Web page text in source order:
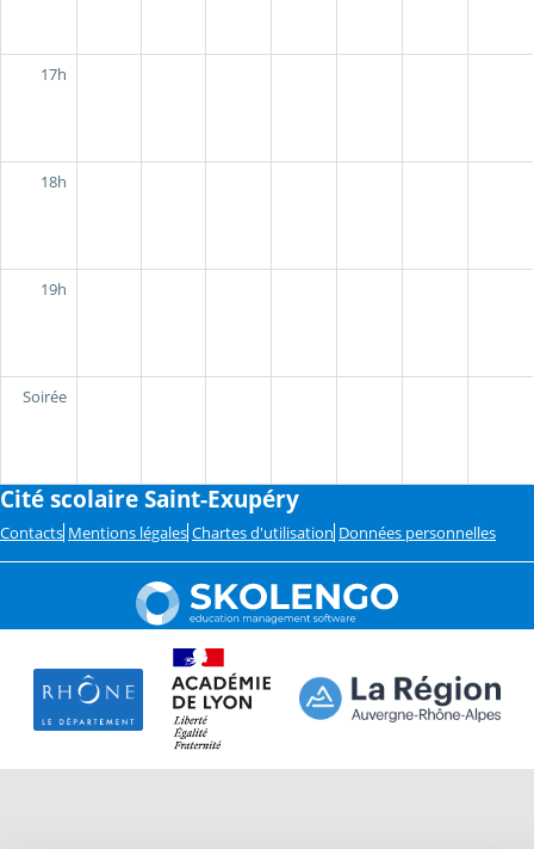
17h
18h
19h
Soirée
Cité scolaire Saint-Exupéry
Contacts Mentions légales Chartes d'utilisation Données personnelles